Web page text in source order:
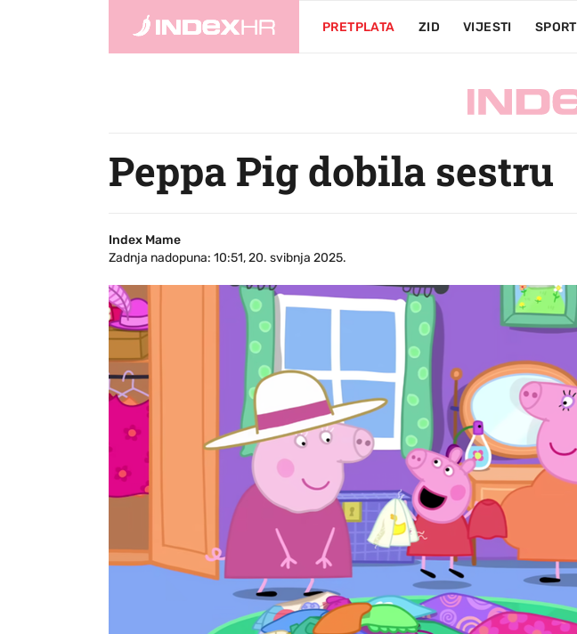
PRETPLATA ZID VIJESTI SPORT
Peppa Pig dobila sestru
Index Mame
Zadnja nadopuna: 10:51, 20. svibnja 2025.